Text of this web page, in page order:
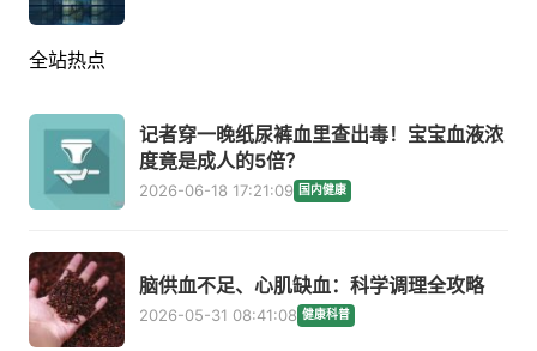
全站热点
记者穿一晚纸尿裤血里查出毒！宝宝血液浓
度竟是成人的5倍？
2026-06-18 17:21:09 国内健康
脑供血不足、心肌缺血：科学调理全攻略
2026-05-31 08:41:08 健康科普